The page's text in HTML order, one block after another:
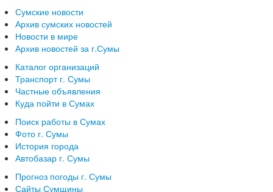
Сумские новости
Архив сумских новостей
Новости в мире
Архив новостей за г.Сумы
Каталог организаций
Транспорт г. Сумы
Частные объявления
Куда пойти в Сумах
Поиск работы в Сумах
Фото г. Сумы
История города
Автобазар г. Сумы
Прогноз погоды г. Сумы
Сайты Сумщины